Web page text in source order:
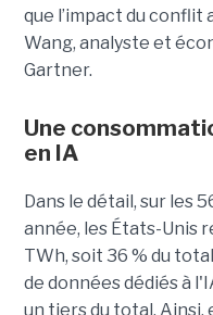
que l’impact du conflit
Wang, analyste et
Gartner.
Une
en IA
Dans le détail, sur les
année, les États-Unis
TWh, soit 36 ​​% du
de données dédiés à
un tiers du total. Ainsi,